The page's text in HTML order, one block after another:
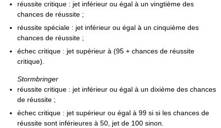
réussite critique : jet inférieur ou égal à un vingtième des
chances de réussite ;
réussite spéciale : jet inférieur ou égal à un cinquième des
chances de réussite ;
échec critique : jet supérieur à (95 + chances de réussite
critique).
Stormbringer
réussite critique : jet inférieur ou égal à un dixième des chances
de réussite ;
échec critique : jet supérieur ou égal à 99 si si les chances de
réussite sont inférieures à 50, jet de 100 sinon.